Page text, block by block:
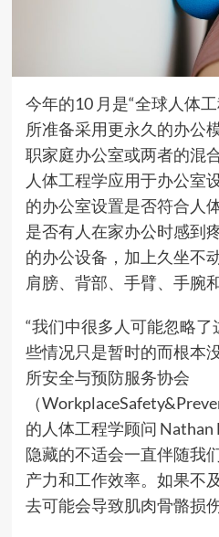
今年的10 月是“全球人体
所准备采用更永久的办公
职家庭办公室或两者的混
人体工程学应用于办公室
的办公室设置是否符合人
是否有人在家办公时感到
的办公设备，加上久坐不
肩膀、背部、手臂、手腕
“我们中很多人可能忽略
些情况只是暂时的而根本
所安全与预防服务协会
（
的人体工程学顾问
隐藏的不适会一直伴随我
产力和工作效率。如果不
去可能会导致肌肉骨骼损